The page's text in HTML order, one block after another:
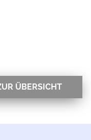
ÜBERSICHT